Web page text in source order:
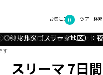
お気に入り
0 ツアー検索
マルタ スリーマ ツアー詳細
スリーマ 7日間
リーマ地区）：ディプロマット
リーマ地区）：ディプロマット
マルタ（ヴァレッタ地区）：
◇◎マルタ（スリーマ地区）：
スリーマ地区）：ディプロマッ
す
す